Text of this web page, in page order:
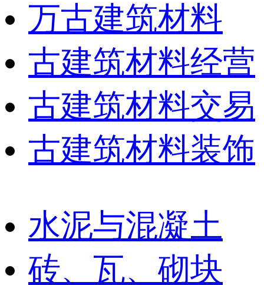
万古建筑材料
古建筑材料经营
古建筑材料交易
古建筑材料装饰
水泥与混凝土
砖、瓦、砌块